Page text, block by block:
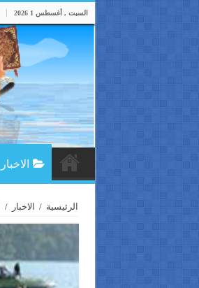
السبت , أغسطس 1 2026
الاخبار
الرئيسية / الاخبار /